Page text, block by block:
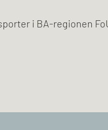
i BA-regionen